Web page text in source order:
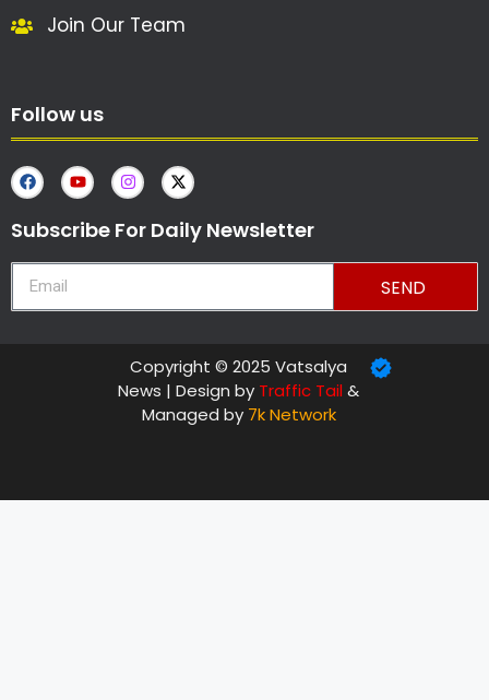
Join Our Team
Follow us
Subscribe For Daily Newsletter
SEND
Copyright © 2025 Vatsalya
News | Design by Traffic Tail&
Managed by 7k Network